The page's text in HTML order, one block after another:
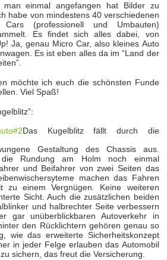
man einmal angefangen hat Bilder zu
habe von mindestens 40 verschiedenen
(professionell und Umbauten)
Es findet sich alles dabei, von
Ja, genau Micro Car, also kleines Auto
Es ist eben alles da im “Land der
möchte ich euch die schönsten Funde
Viel Spaß!
Das Kugelblitz fällt durch die
Gestaltung des Chassis aus.
Rundung am Holm noch einmal
und Beifahrer von zwei Seiten das
machen das Fahren
zu einem Vergnügen. Keine weiteren
Sicht. Auch die zusätzlichen beiden
und halbrechter Seite verbessern
gar unüberblickbaren Autoverkehr in
den Rücklichtern gehören genau so
wie das erweiterte Sicherheitskonzept
in jeder Felge erlauben das Automobil
sichern, das freut die Versicherung.